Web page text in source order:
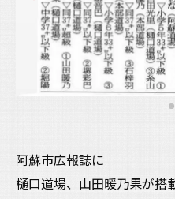
阿蘇市広報誌に
樋口道場、山田暖乃果が搭